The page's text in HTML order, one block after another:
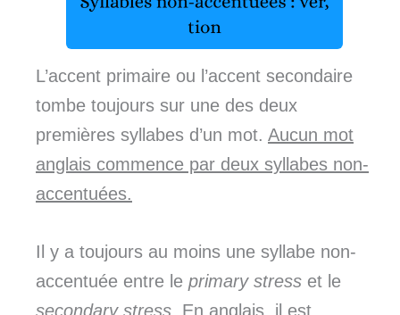
L’accent primaire ou l’accent secondaire
tombe toujours sur une des deux
premières syllabes d’un mot. Aucun mot
anglais commence par deux syllabes non-
accentuées.
Il y a toujours au moins une syllabe non-
accentuée entre le primary stress et le
secondary stress En anglais, il est